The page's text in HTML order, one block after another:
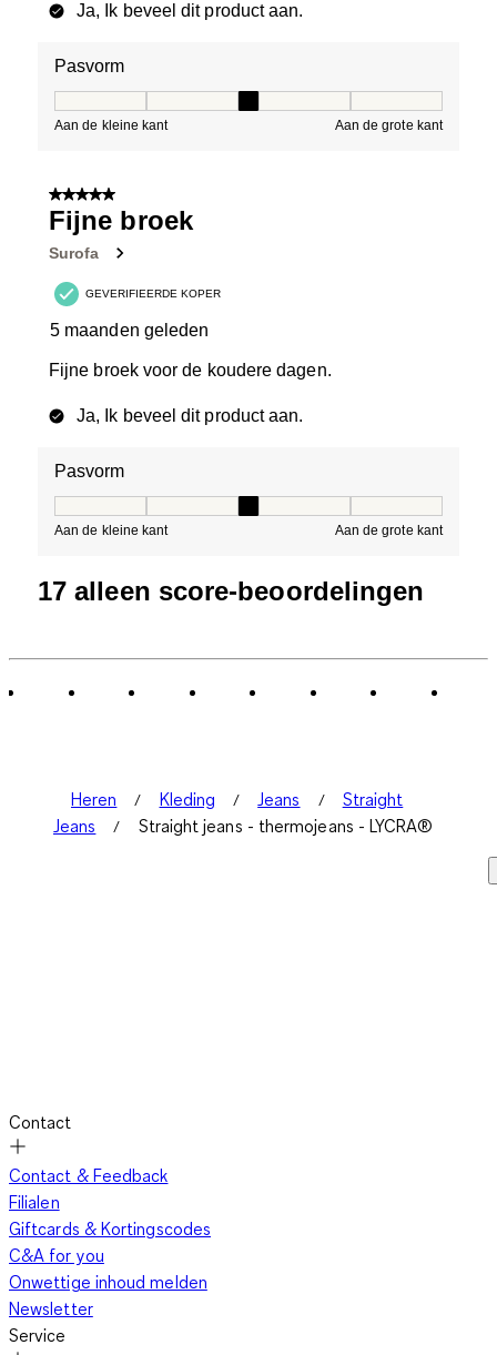
Ja, Ik beveel dit product aan.
Pasvorm
Aan de kleine kant Aan de grote kant
5 van 5 sterren.
Fijne broek
Surofa
GEVERIFIEERDE KOPER
5 maanden geleden
Fijne broek voor de koudere dagen.
Ja, Ik beveel dit product aan.
Pasvorm
Aan de kleine kant Aan de grote kant
17 alleen score-beoordelingen
Heren Kleding Jeans
Straight
Jeans
Straight jeans - thermojeans - LYCRA®
Contact
Contact & Feedback
Filialen
Giftcards & Kortingscodes
C&A for you
Onwettige inhoud melden
Newsletter
Service